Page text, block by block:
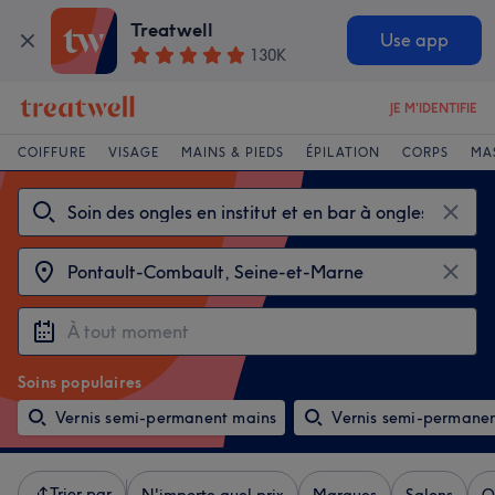
Treatwell
130K
Use app
JE M'IDENTIFIE
COIFFURE VISAGE MAINS & PIEDS ÉPILATION CORPS
Soins populaires
Vernis semi-permanent mains
Vernis semi-